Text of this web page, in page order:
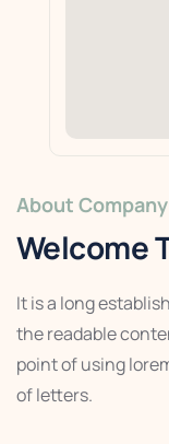
About Company
Welcome
It is a long
the readable
point of using
of letters.